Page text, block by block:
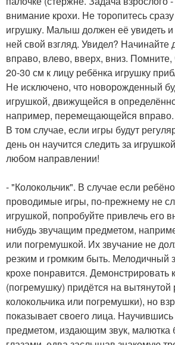
внимание крохи. Не торопитесь
игрушку. Малыш должен её увидеть
ней свой взгляд. Увидел? Начинайте
вправо, влево, вверх, вниз.
20-30 см к лицу ребёнка игрушку
Не исключено, что новорожденный
игрушкой, движущейся в
например, перемещающейся вправо.
В том случае, если игры будут
день он научится следить за
любом направлении!
- "Колокольчик". В случае если
проводимые игры, по-прежнему не
игрушкой, попробуйте привлечь его
нибудь звучащим предметом,
или погремушкой. Их звучание не
резким и громким быть. Мелодичный
крохе понравится. Демонстрировать
(погремушку) придётся на
колокольчика или погремушки), но
показывает своего лица. Научившись
предметом, издающим звук, малютка